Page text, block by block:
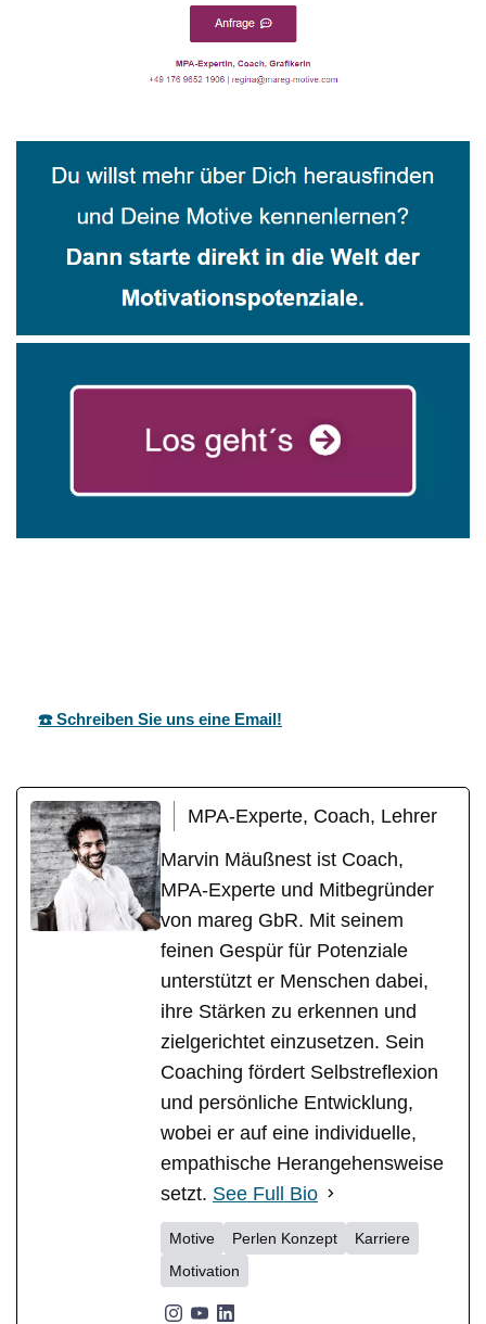
☎️ Schreiben Sie uns eine Email!
MPA-Experte, Coach, Lehrer
Marvin Mäußnest ist Coach,
MPA-Experte und Mitbegründer
von mareg GbR. Mit seinem
feinen Gespür für Potenziale
unterstützt er Menschen dabei,
ihre Stärken zu erkennen und
zielgerichtet einzusetzen. Sein
Coaching fördert Selbstreflexion
und persönliche Entwicklung,
wobei er auf eine individuelle,
empathische Herangehensweise
setzt. See Full Bio
Motive Perlen Konzept
Karriere
Motivation